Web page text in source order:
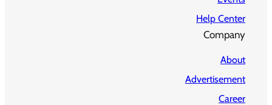
Help Center
Company
About
Advertisement
Career